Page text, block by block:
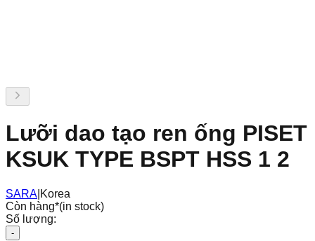
Lưỡi dao tạo ren ống PISET
KSUK TYPE BSPT HSS 1 2
SARA Korea
Còn hàng*(in stock)
Số lượng:
-